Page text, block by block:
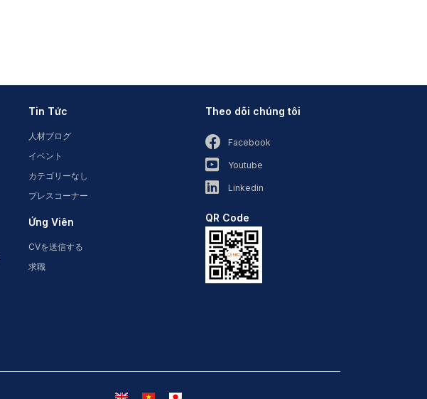
Tin Tức
人材ブログ
イベント
カテゴリーなし
プレスコーナー
Ứng Viên
CVを送信する
求職
Theo dõi chúng tôi
Facebook
Youtube
Linkedin
QR Code